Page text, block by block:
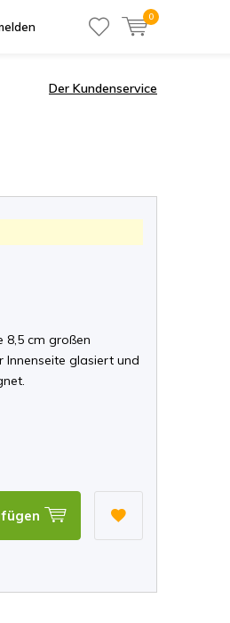
0
Der Kundenservice
8,5 cm großen
Innenseite glasiert und